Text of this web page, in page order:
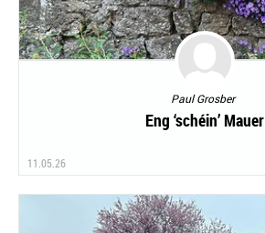
Paul Grosber
Eng ‘schéin’ Mauer
11.05.26